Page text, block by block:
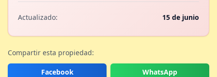
Actualizado: 15 de junio
Compartir esta propiedad:
Facebook WhatsApp